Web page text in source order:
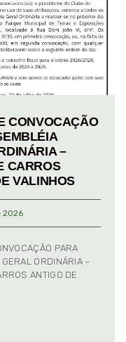
CONVOCAÇÃO
–
CARROS
VALINHOS
2026
PARA
ORDINÁRIA –
ANTIGO DE